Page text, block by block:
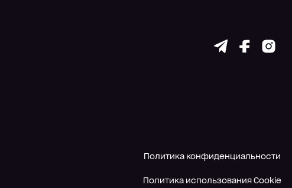
Политика конфиденциальности
Политика использования Cookie